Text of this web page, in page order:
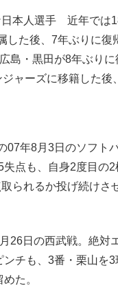
本人選手 近年では
した後、7年ぶりに
島・黒田が8年ぶり
ャーズに移籍した後
年8月3日のソフト
点も、自身2度目の
られるか投げ続けさ
日の西武戦。絶対
チも、3番・栗山を
た。